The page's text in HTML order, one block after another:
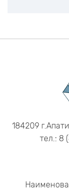
184209
тел.: 8